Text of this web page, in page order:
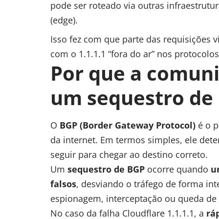
pode ser roteado via outras
(edge).
Isso fez com que parte das requisições
com o 1.1.1.1 “fora do ar” nos
Por que a
um sequestro de
O BGP (Border Gateway Protocol) é o
da internet. Em termos simples, ele
seguir para chegar ao destino correto.
Um sequestro de BGP ocorre quando
falsos, desviando o tráfego de forma
espionagem, interceptação ou queda
No caso da falha Cloudflare 1.1.1.1, a